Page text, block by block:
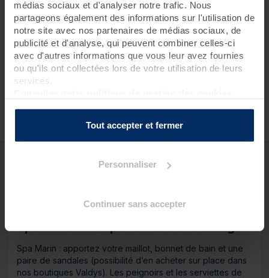
médias sociaux et d'analyser notre trafic. Nous
partageons également des informations sur l'utilisation de
notre site avec nos partenaires de médias sociaux, de
publicité et d'analyse, qui peuvent combiner celles-ci
avec d'autres informations que vous leur avez fournies
ou qu'ils ont collectées lors de votre utilisation de leurs
services.
Tout accepter et fermer
Personnaliser
Continuer sans accepter
Dès 99 € de soins programmés le même jour, Valdys
vous offre un accès illimité au Spa Marin et à l’Espace
Cardio-training toute la journée de vos soins. Profitez-
en ! Prix d’une entrée individuelle : de 26 € à 34 €
Spa Marin : apportez votre maillot, bonnet de bain et une
paire de sandales (possibilité d’en acheter sur place dans
nos boutiques Valdys). Les peignoirs et les serviettes de